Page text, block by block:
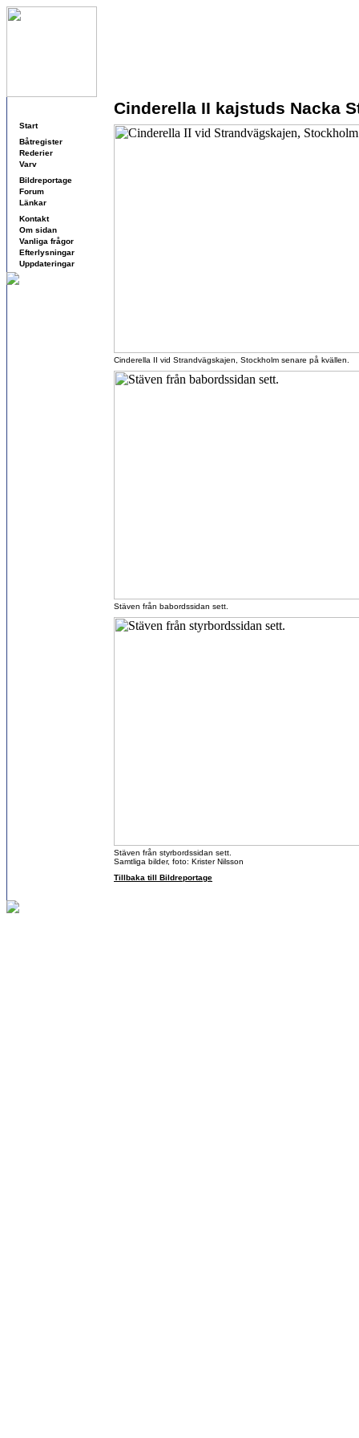
Start
Båtregister
Rederier
Varv
Bildreportage
Forum
Länkar
Kontakt
Om sidan
Vanliga frågor
Efterlysningar
Uppdateringar
Cinderella II kajstuds Nacka
Cinderella II vid Strandvägskajen, Stockholm senare på kvällen.
Stäven från babordssidan sett.
Stäven från styrbordssidan sett.
Samtliga bilder, foto: Krister Nilsson
Tillbaka till Bildreportage